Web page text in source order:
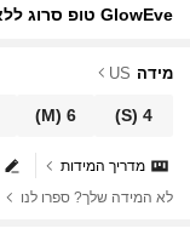
GlowEve טופ סרוג ללא גב בצבע אחיד לנשים, אופנתיות
מידה US
4
(S)
6
(M)
מדריך המידות
לא המידה שלך? ספרו לנו